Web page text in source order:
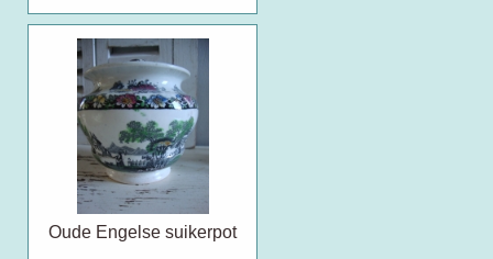
Oude Engelse suikerpot